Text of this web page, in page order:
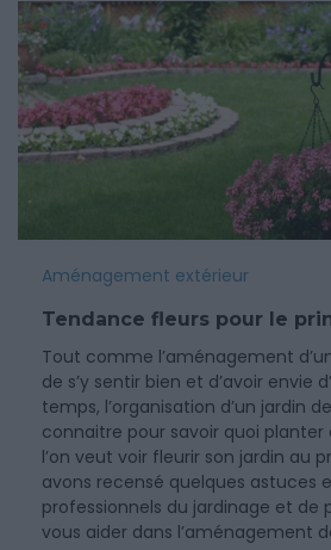
Aménagement extérieur
Tendance fleurs pour le
Tout comme l’aménagement
de s’y sentir bien et d’avoir envie
temps, l’organisation d’un jardin
connaitre pour savoir quoi
l’on veut voir fleurir son jardin au
avons recensé quelques astuces
professionnels du jardinage et de
vous aider dans l’aménagement